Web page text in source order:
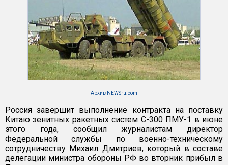
Архив NEWSru.com
Россия завершит выполнение контракта на поставку
Китаю зенитных ракетных систем С-300 ПМУ-1 в июне
этого года, сообщил журналистам директор
Федеральной службы по военно-техническому
сотрудничеству Михаил Дмитриев, который в составе
делегации министра обороны РФ во вторник прибыл в